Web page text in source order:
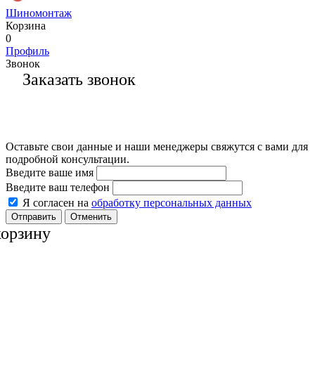
Шиномонтаж
Корзина
0
Профиль
Звонок
Заказать звонок
Оставьте свои данные и наши менеджеры свяжутся с вами для
подробной консультации.
Введите ваше имя
Введите ваш телефон
Я согласен на обработку персональных данных
Отменить